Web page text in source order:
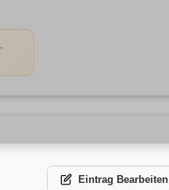
Eintrag Bearbeiten